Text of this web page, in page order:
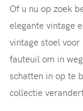
Of u nu op zoek
elegante vintage
vintage stoel
fauteuil om in
schatten in op te
collectie